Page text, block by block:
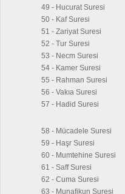
49 - Hucurat Suresi
50 - Kaf Suresi
51 - Zariyat Suresi
52 - Tur Suresi
53 - Necm Suresi
54 - Kamer Suresi
55 - Rahman Suresi
56 - Vakıa Suresi
57 - Hadid Suresi
58 - Mücadele Suresi
59 - Haşr Suresi
60 - Mumtehine Suresi
61 - Saff Suresi
62 - Cuma Suresi
63 - Munafikun Suresi